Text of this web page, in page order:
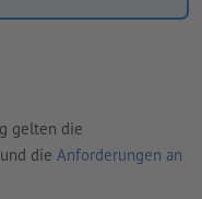
gelten die
und die Anforderungen an